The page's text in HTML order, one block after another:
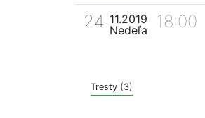
24 11.2019
Nedeľa
18:00
Tresty (3)